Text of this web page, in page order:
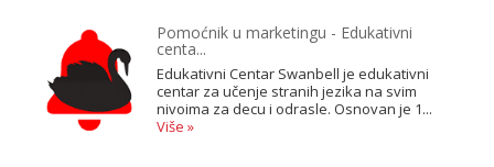
Pomoćnik u marketingu - Edukativni
centa...
Edukativni Centar Swanbell je edukativni
centar za učenje stranih jezika na svim
nivoima za decu i odrasle. Osnovan je 1...
Više »